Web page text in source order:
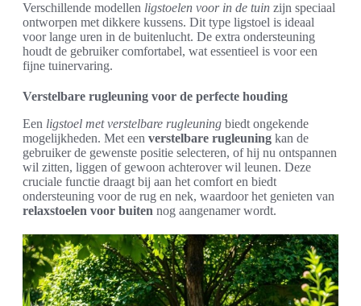
Verschillende modellen ligstoelen voor in de tuin zijn speciaal
ontworpen met dikkere kussens. Dit type ligstoel is ideaal
voor lange uren in de buitenlucht. De extra ondersteuning
houdt de gebruiker comfortabel, wat essentieel is voor een
fijne tuinervaring.
Verstelbare rugleuning voor de perfecte houding
Een ligstoel met verstelbare rugleuning biedt ongekende
mogelijkheden. Met een verstelbare rugleuning kan de
gebruiker de gewenste positie selecteren, of hij nu ontspannen
wil zitten, liggen of gewoon achterover wil leunen. Deze
cruciale functie draagt bij aan het comfort en biedt
ondersteuning voor de rug en nek, waardoor het genieten van
relaxstoelen voor buiten nog aangenamer wordt.